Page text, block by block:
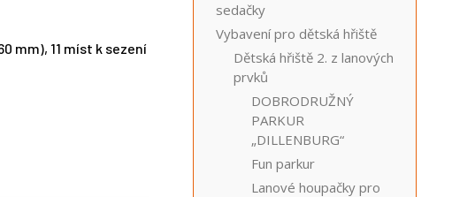
mm), 11 míst k sezení
sedačky
Vybavení pro dětská hřiště
Dětská hřiště 2. z lanových
prvků
DOBRODRUŽNÝ
PARKUR
„DILLENBURG“
Fun parkur
Lanové houpačky pro